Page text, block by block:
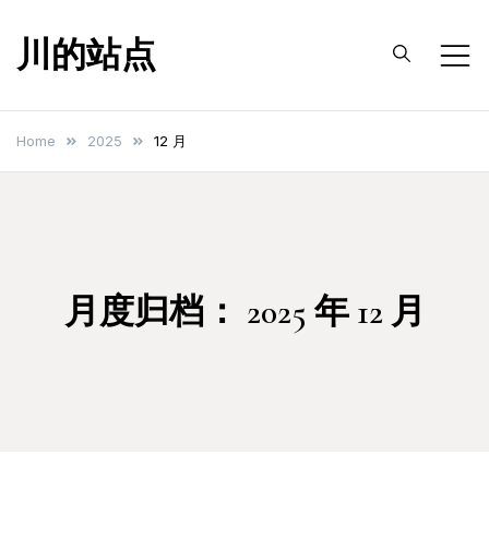
川的站点
Home 2025 12 月
月度归档： 2025 年 12 月